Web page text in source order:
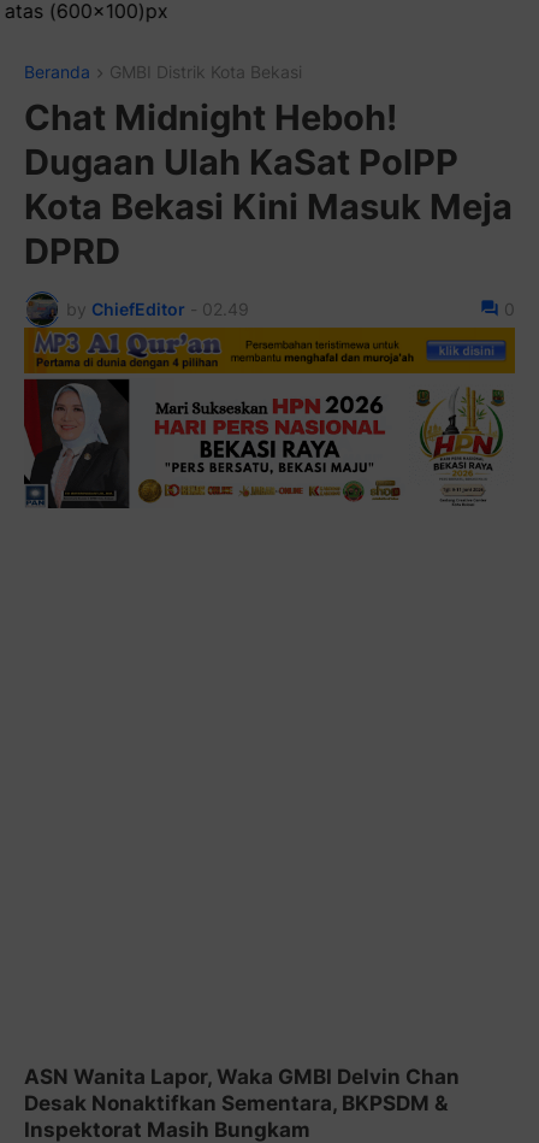
Beranda GMBI Distrik Kota Bekasi
Chat Midnight Heboh!
Dugaan Ulah KaSat PolPP
Kota Bekasi Kini Masuk Meja
DPRD
by ChiefEditor - 02.49 0
ASN Wanita Lapor, Waka GMBI Delvin Chan
Desak Nonaktifkan Sementara, BKPSDM &
Inspektorat Masih Bungkam